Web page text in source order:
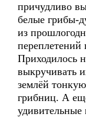
причудливо
белые грибы-
из
переплетений
Приходилось
выкручивать
землёй
грибниц. А